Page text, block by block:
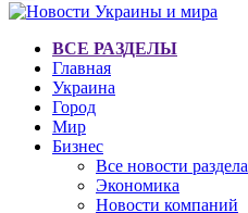
ВСЕ РАЗДЕЛЫ
Главная
Украина
Город
Мир
Бизнес
Все новости раздела
Экономика
Новости компаний